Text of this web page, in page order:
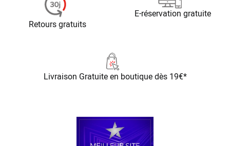
Retours gratuits
E-réservation gratuite
Livraison Gratuiteen boutique dès 19€*